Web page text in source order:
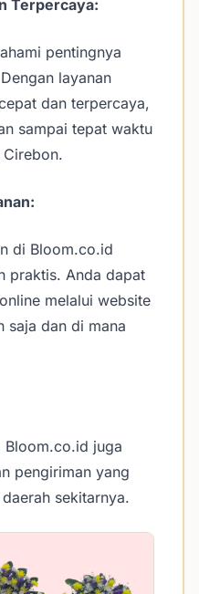
Terpercaya:
pentingnya
layanan
dan terpercaya,
sampai tepat waktu
di Bloom.co.id
praktis. Anda dapat
melalui website
saja dan di mana
Bloom.co.id juga
pengiriman yang
sekitarnya.